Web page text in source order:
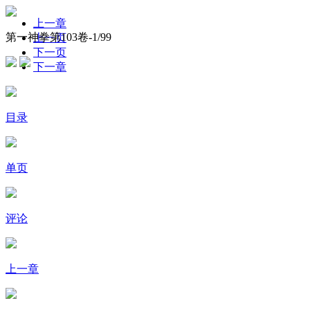
第一神拳第103卷-1/99
上一章
上一页
下一页
下一章
目录
单页
评论
上一章